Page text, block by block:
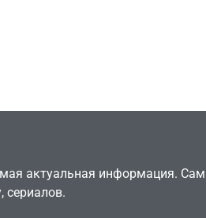
актуальная информация.
сериалов.